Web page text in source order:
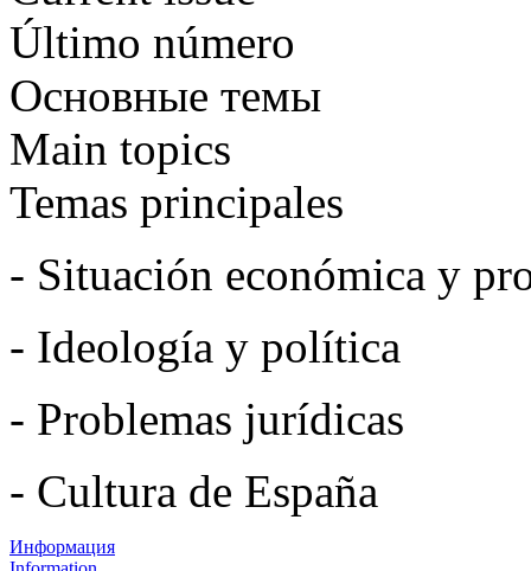
Último número
Основные темы
Main topics
Temas principales
- Situación económica y
- Ideología y política
- Problemas jurídicas
- Cultura de España
Информация